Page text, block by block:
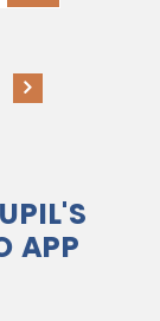
APP